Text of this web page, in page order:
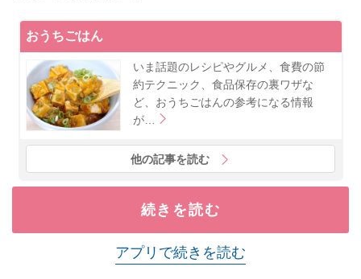
おうちごはん
いま話題のレシピやグルメ、食費の節
約テクニック、食品保存の裏ワザな
ど、おうちごはんの参考になる情報
が…
他の記事を読む
続きを読む
アプリで続きを読む